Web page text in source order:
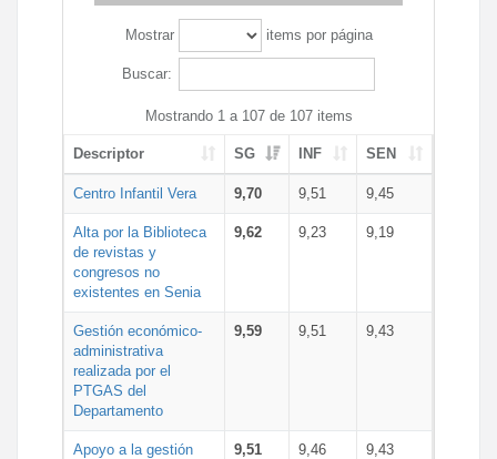
Mostrar items por página
Buscar:
Mostrando 1 a 107 de 107 items
Descriptor SG INF SEN
Centro Infantil Vera 9,70 9,51 9,45
Alta por la Biblioteca
de revistas y
congresos no
existentes en Senia
9,62 9,23 9,19
Gestión económico-
administrativa
realizada por el
PTGAS del
Departamento
9,59 9,51 9,43
Apoyo a la gestión
9,51 9,46 9,43